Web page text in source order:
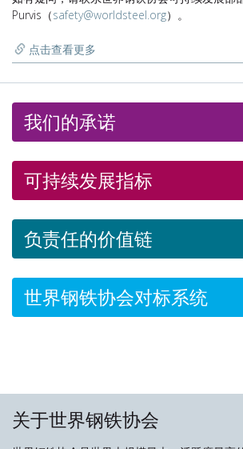
Purvis（safety@worldsteel.org）。
点击查看更多
我们的承诺
可持续发展指标
负责任的价值链
世界钢铁协会对标系统
关于世界钢铁协会